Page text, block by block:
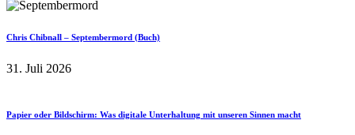
Chris Chibnall – Septembermord (Buch)
31. Juli 2026
Papier oder Bildschirm: Was digitale Unterhaltung mit unseren Sinnen macht